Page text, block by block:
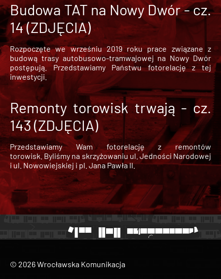
Budowa TAT na Nowy Dwór - cz.
14 (ZDJĘCIA)
Rozpoczęte we wrześniu 2019 roku prace związane z
budową trasy autobusowo-tramwajowej na Nowy Dwór
postępują. Przedstawiamy Państwu fotorelację z tej
inwestycji.
Remonty torowisk trwają - cz.
143 (ZDJĘCIA)
Przedstawiamy Wam fotorelację z remontów
torowisk. Byliśmy na skrzyżowaniu ul. Jedności Narodowej
i ul. Nowowiejskiej i pl. Jana Pawła II.
© 2026 Wrocławska Komunikacja